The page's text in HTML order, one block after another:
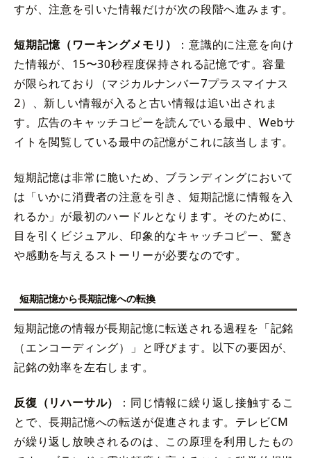
すが、注意を引いた情報だけが次の段階へ進みます。
短期記憶（ワーキングメモリ）
：意識的に注意を向け
た情報が、15〜30秒程度保持される記憶です。容量
が限られており（マジカルナンバー7プラスマイナス
2）、新しい情報が入ると古い情報は追い出されま
す。広告のキャッチコピーを読んでいる最中、Webサ
イトを閲覧している最中の記憶がこれに該当します。
短期記憶は非常に脆いため、ブランディングにおいて
は「いかに消費者の注意を引き、短期記憶に情報を入
れるか」が最初のハードルとなります。そのために、
目を引くビジュアル、印象的なキャッチコピー、驚き
や感動を与えるストーリーが必要なのです。
短期記憶から長期記憶への転換
短期記憶の情報が長期記憶に転送される過程を「記銘
（エンコーディング）」と呼びます。以下の要因が、
記銘の効率を左右します。
反復（リハーサル）
：同じ情報に繰り返し接触するこ
とで、長期記憶への転送が促進されます。テレビCM
が繰り返し放映されるのは、この原理を利用したもの